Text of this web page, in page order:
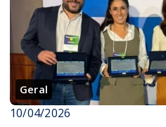
Geral
10/04/2026